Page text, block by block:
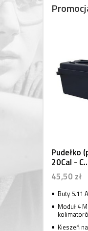
Pudełko
20Cal -
45,50 zł
Buty 5.11
Moduł 4
Kieszeń